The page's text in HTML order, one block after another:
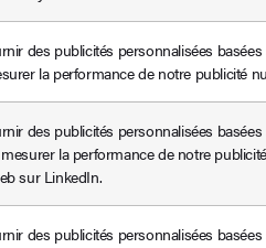
des publicités personnalisées
la performance de notre publicité
des publicités personnalisées
la performance de notre
sur LinkedIn.
des publicités personnalisées